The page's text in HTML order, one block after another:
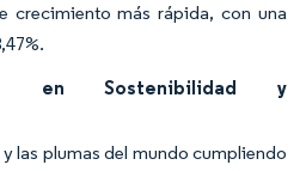
crecimiento más rápida, con una
en Sostenibilidad y
las plumas del mundo cumpliendo